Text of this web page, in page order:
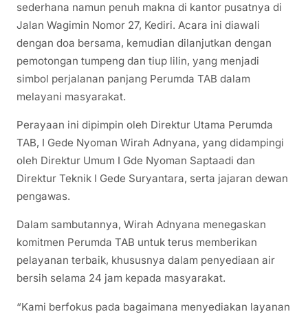
sederhana namun penuh makna di kantor pusatnya di
Jalan Wagimin Nomor 27, Kediri. Acara ini diawali
dengan doa bersama, kemudian dilanjutkan dengan
pemotongan tumpeng dan tiup lilin, yang menjadi
simbol perjalanan panjang Perumda TAB dalam
melayani masyarakat.
Perayaan ini dipimpin oleh Direktur Utama Perumda
TAB, I Gede Nyoman Wirah Adnyana, yang didampingi
oleh Direktur Umum I Gde Nyoman Saptaadi dan
Direktur Teknik I Gede Suryantara, serta jajaran dewan
pengawas.
Dalam sambutannya, Wirah Adnyana menegaskan
komitmen Perumda TAB untuk terus memberikan
pelayanan terbaik, khususnya dalam penyediaan air
bersih selama 24 jam kepada masyarakat.
“Kami berfokus pada bagaimana menyediakan layanan